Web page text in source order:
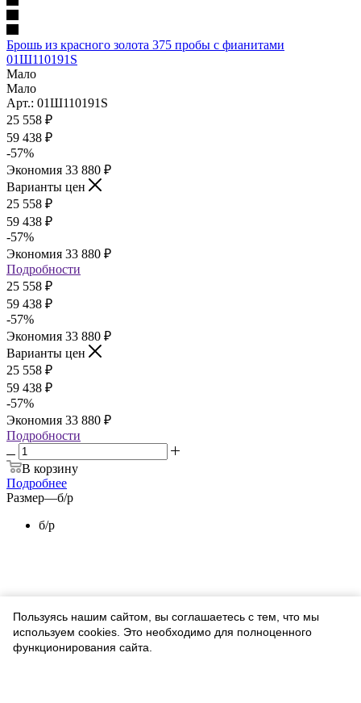
Брошь из красного золота 375 пробы с фианитами
01Ш110191S
Мало
Мало
Арт.: 01Ш110191S
25 558 ₽
59 438 ₽
-57%
Экономия 33 880 ₽
Варианты цен
25 558 ₽
59 438 ₽
-57%
Экономия 33 880 ₽
Подробности
25 558 ₽
59 438 ₽
-57%
Экономия 33 880 ₽
Варианты цен
25 558 ₽
59 438 ₽
-57%
Экономия 33 880 ₽
Подробности
В корзину
Подробнее
Размер—б/р
б/р
Пользуясь нашим сайтом, вы соглашаетесь с тем, что мы
используем cookies. Это необходимо для полноценного
функционирования сайта.